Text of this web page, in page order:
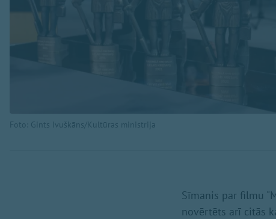
Foto: Gints Ivuškāns/Kultūras ministrija
Sīmanis par filmu
novērtēts arī citās